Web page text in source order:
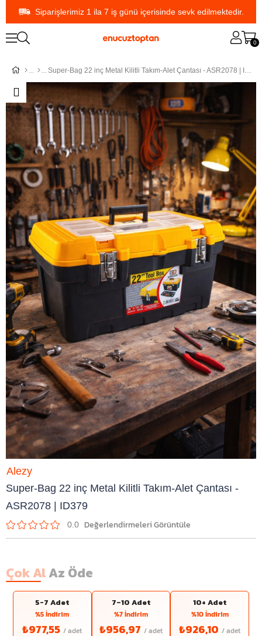
Siparişlerimiz 1 ila 7 iş günü içerisinde sevk edilmektedir.
0
Super-Bag 22 inç Metal Kilitli Takım-Alet Çantası - ASR2078 | ID379
Super-Bag 22 inç Metal Kilitli Takım-Alet Çantası -
ASR2078 | ID379
0.0
Alezy
Çok AlAz Öde
5-7 Adet
%5 İndirim
₺977,55
7–10 Adet
%7 İndirim
₺956,97
10+ Adet
%10 İndirim
₺926,10